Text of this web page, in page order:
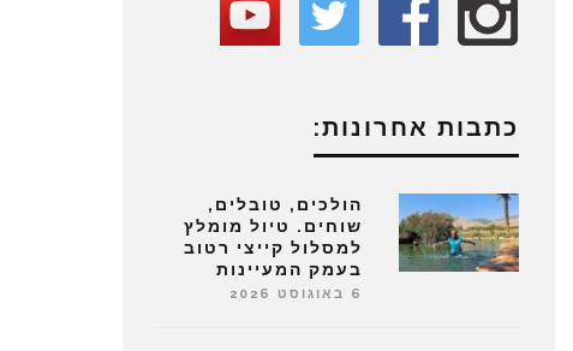
כתבות אחרונות:
הולכים, טובלים,
שוחים. טיול מומלץ
למסלול קייצי רטוב
בעמק המעיינות
6 באוגוסט 2026